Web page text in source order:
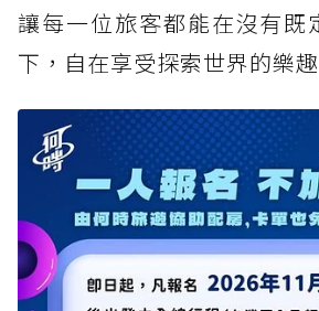
讓每一位旅客都能在沒有既
下，自在享受探索世界的樂趣